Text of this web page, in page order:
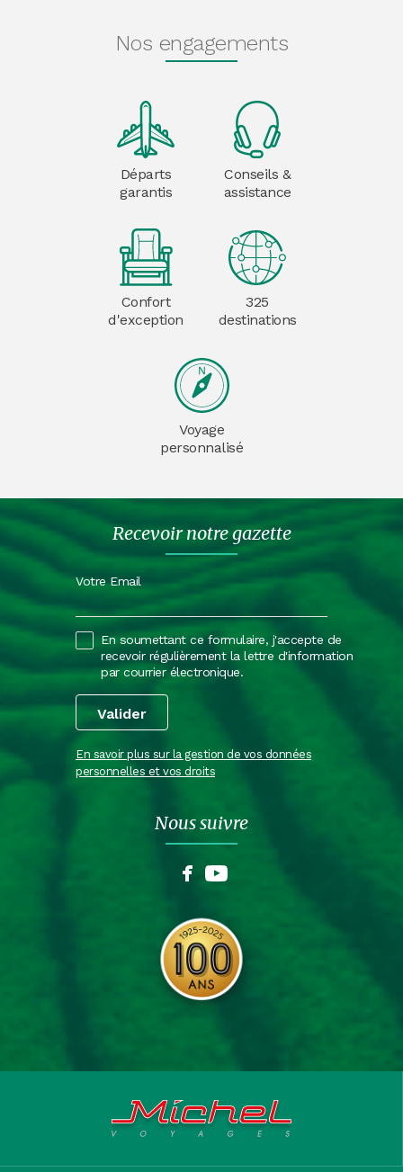
Nos engagements
Départs
garantis
Conseils &
assistance
Confort
d'exception
325
destinations
Voyage
personnalisé
Recevoir notre gazette
Votre Email
En soumettant ce formulaire, j'accepte de
recevoir régulièrement la lettre d'information
par courrier électronique.
En savoir plus sur la gestion de vos données
personnelles et vos droits
Nous suivre